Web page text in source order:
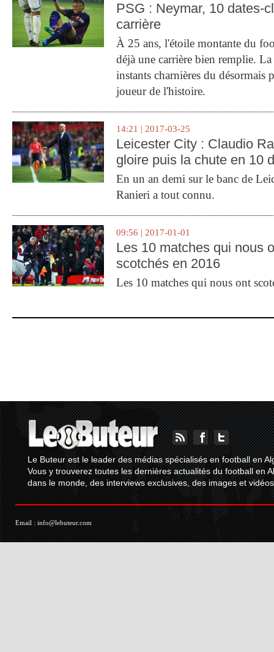
PSG : Neymar, 10 dates-
carrière
À 25 ans, l'étoile montante du
déjà une carrière bien remplie.
instants charnières du désormais
joueur de l'histoire.
14:21 | 2017-03-25
Leicester City : Claudio
gloire puis la chute en 10
En un an demi sur le banc de
Ranieri a tout connu.
09:56 | 2017-01-01
Les 10 matches qui nous
scotchés en 2016
Les 10 matches qui nous ont
Le Buteur est le leader des médias spécialisés en football en
Vous y trouverez toutes les dernières actualités du football en
dans le monde, des interviews exclusives, des images et
Email : info@lebuteur.com